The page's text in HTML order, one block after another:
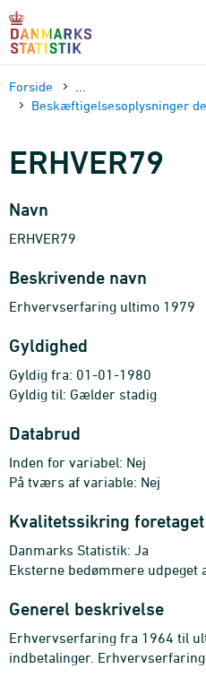
sidens
Forside
Beskæftigelsesoplysninger
ERHVER79
Navn
ERHVER79
Beskrivende navn
Erhvervserfaring ultimo 1979
Gyldighed
Gyldig fra: 01-01-1980
Gyldig til: Gælder stadig
Databrud
Inden for variabel: Nej
På tværs af variable: Nej
Kvalitetssikring
Danmarks Statistik: Ja
Eksterne bedømmere udpeget
Generel beskrivelse
Erhvervserfaring fra 1964 til
indbetalinger.